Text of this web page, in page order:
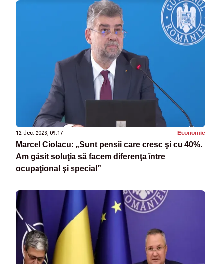
12 dec. 2023, 09:17 Economie
Marcel Ciolacu: „Sunt pensii care cresc şi cu 40%.
Am găsit soluţia să facem diferenţa între
ocupaţional şi special”